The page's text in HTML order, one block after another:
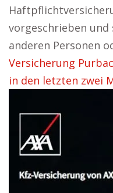
vorgeschrieben und
anderen Personen
Versicherung
in den letzten zwei